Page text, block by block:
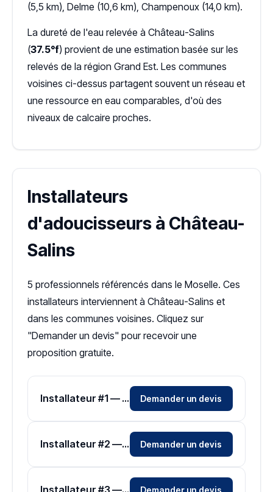
(5,5 km), Delme (10,6 km), Champenoux (14,0 km).
La dureté de l'eau relevée à Château-Salins
(37.5°f) provient de une estimation basée sur les
relevés de la région Grand Est. Les communes
voisines ci-dessus partagent souvent un réseau et
une ressource en eau comparables, d'où des
niveaux de calcaire proches.
Installateurs
d'adoucisseurs à Château-
Salins
5 professionnels référencés dans le Moselle. Ces
installateurs interviennent à Château-Salins et
dans les communes voisines. Cliquez sur
"Demander un devis" pour recevoir une
proposition gratuite.
Installateur #1 — Zone Moselle Demander un devis
Installateur #2 — Zone Moselle Demander un devis
Demander un devis